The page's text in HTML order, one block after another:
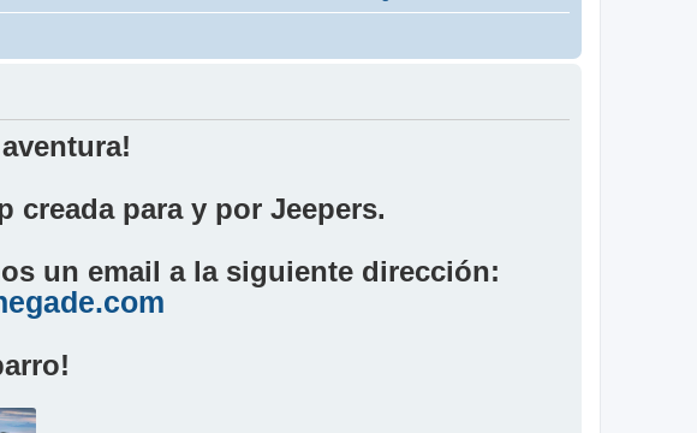
creada para y por Jeepers.
un email a la siguiente dirección: